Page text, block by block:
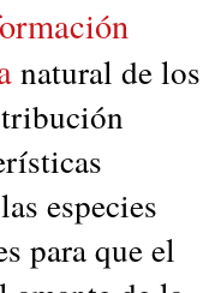
natural de los
especies
para que el